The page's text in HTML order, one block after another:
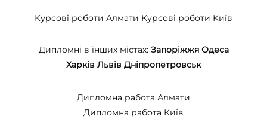
Курсові роботи Алмати Курсові роботи Київ
Дипломні в інших містах: Запоріжжя Одеса
Харків Львів Дніпропетровськ
Дипломна работа Алмати
Дипломна работа Київ